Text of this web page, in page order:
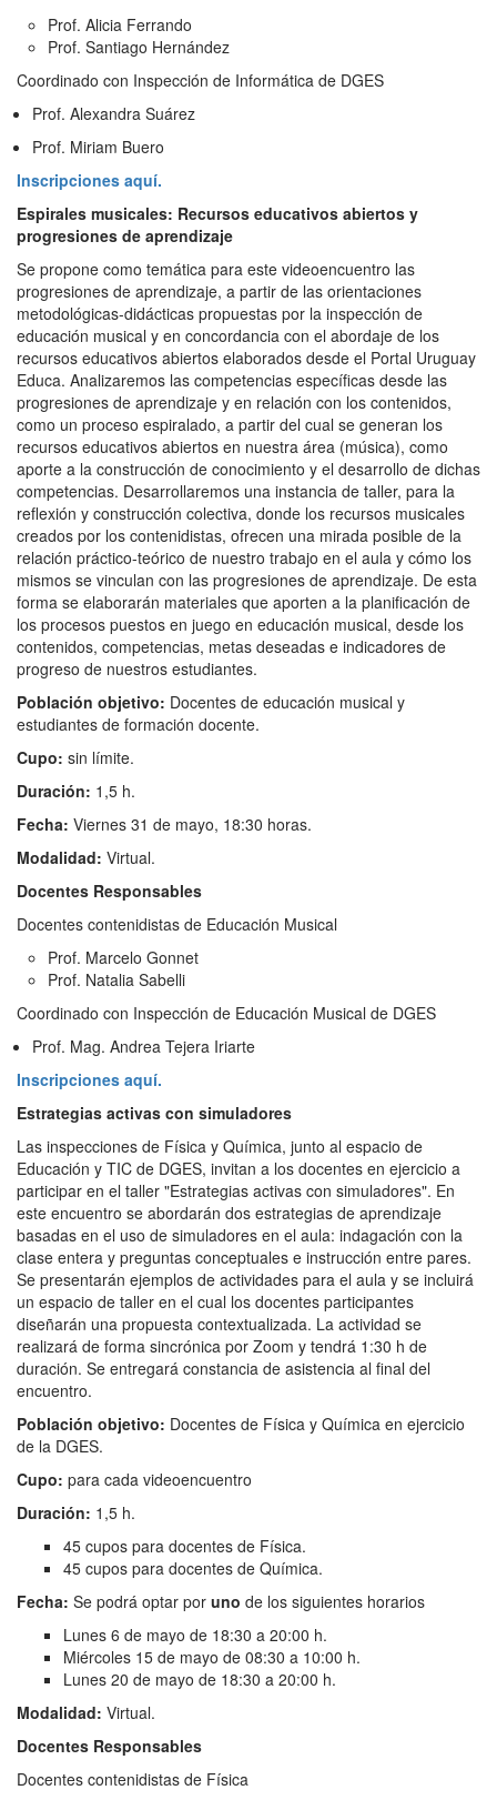
Prof. Alicia Ferrando
Prof. Santiago Hernández
Coordinado con Inspección de Informática de DGES
Prof. Alexandra Suárez
Prof. Miriam Buero
Inscripciones aquí.
Espirales musicales: Recursos educativos abiertos y
progresiones de aprendizaje
Se propone como temática para este videoencuentro las
progresiones de aprendizaje, a partir de las orientaciones
metodológicas-didácticas propuestas por la inspección de
educación musical y en concordancia con el abordaje de los
recursos educativos abiertos elaborados desde el Portal Uruguay
Educa. Analizaremos las competencias específicas desde las
progresiones de aprendizaje y en relación con los contenidos,
como un proceso espiralado, a partir del cual se generan los
recursos educativos abiertos en nuestra área (música), como
aporte a la construcción de conocimiento y el desarrollo de dichas
competencias. Desarrollaremos una instancia de taller, para la
reflexión y construcción colectiva, donde los recursos musicales
creados por los contenidistas, ofrecen una mirada posible de la
relación práctico-teórico de nuestro trabajo en el aula y cómo los
mismos se vinculan con las progresiones de aprendizaje. De esta
forma se elaborarán materiales que aporten a la planificación de
los procesos puestos en juego en educación musical, desde los
contenidos, competencias, metas deseadas e indicadores de
progreso de nuestros estudiantes.
Población objetivo: Docentes de educación musical y
estudiantes de formación docente.
Cupo: sin límite.
Duración: 1,5 h.
Fecha: Viernes 31 de mayo, 18:30 horas.
Modalidad: Virtual.
Docentes Responsables
Docentes contenidistas de Educación Musical
Prof. Marcelo Gonnet
Prof. Natalia Sabelli
Coordinado con Inspección de Educación Musical de DGES
Prof. Mag. Andrea Tejera Iriarte
Inscripciones aquí.
Estrategias activas con simuladores
Las inspecciones de Física y Química, junto al espacio de
Educación y TIC de DGES, invitan a los docentes en ejercicio a
participar en el taller "Estrategias activas con simuladores". En
este encuentro se abordarán dos estrategias de aprendizaje
basadas en el uso de simuladores en el aula: indagación con la
clase entera y preguntas conceptuales e instrucción entre pares.
Se presentarán ejemplos de actividades para el aula y se incluirá
un espacio de taller en el cual los docentes participantes
diseñarán una propuesta contextualizada. La actividad se
realizará de forma sincrónica por Zoom y tendrá 1:30 h de
duración. Se entregará constancia de asistencia al final del
encuentro.
Población objetivo: Docentes de Física y Química en ejercicio
de la DGES.
Cupo: para cada videoencuentro
Duración: 1,5 h.
45 cupos para docentes de Física.
45 cupos para docentes de Química.
Fecha: Se podrá optar por uno de los siguientes horarios
Lunes 6 de mayo de 18:30 a 20:00 h.
Miércoles 15 de mayo de 08:30 a 10:00 h.
Lunes 20 de mayo de 18:30 a 20:00 h.
Modalidad: Virtual.
Docentes Responsables
Docentes contenidistas de Física